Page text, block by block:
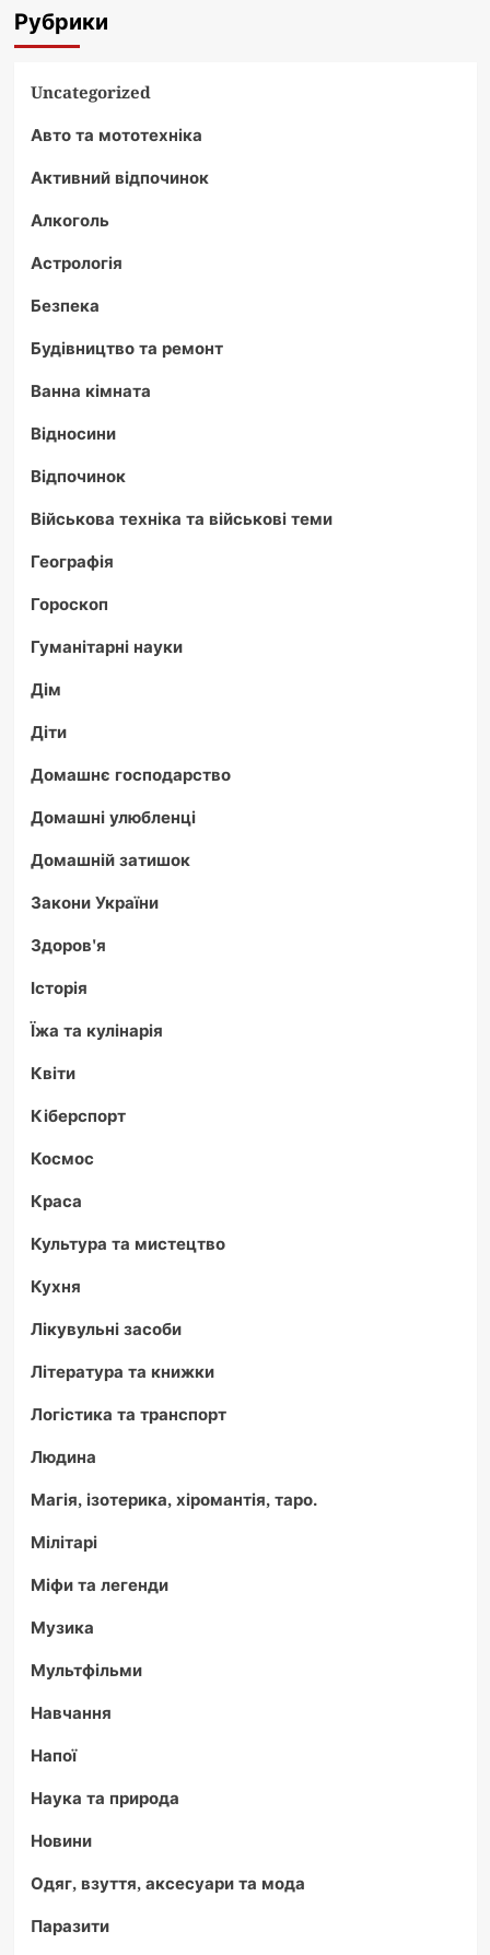
Рубрики
Uncategorized
Авто та мототехніка
Активний відпочинок
Алкоголь
Астрологія
Безпека
Будівництво та ремонт
Ванна кімната
Відносини
Відпочинок
Військова техніка та військові теми
Географія
Гороскоп
Гуманітарні науки
Дім
Діти
Домашнє господарство
Домашні улюбленці
Домашній затишок
Закони України
Здоров'я
Історія
Їжа та кулінарія
Квіти
Кіберспорт
Космос
Краса
Культура та мистецтво
Кухня
Лікувульні засоби
Література та книжки
Логістика та транспорт
Людина
Магія, ізотерика, хіромантія, таро.
Мілітарі
Міфи та легенди
Музика
Мультфільми
Навчання
Напої
Наука та природа
Новини
Одяг, взуття, аксесуари та мода
Паразити